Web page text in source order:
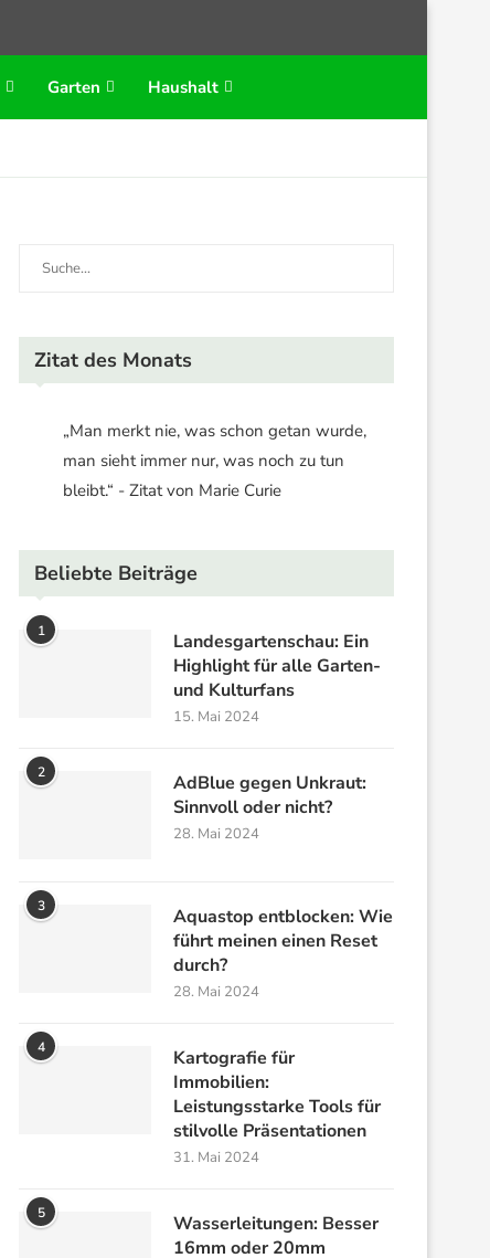
Garten Haushalt
Zitat des Monats
„Man merkt nie, was schon getan wurde,
man sieht immer nur, was noch zu tun
bleibt.“ - Zitat von Marie Curie
Beliebte Beiträge
1
Landesgartenschau: Ein
Highlight für alle Garten-
und Kulturfans
15. Mai 2024
2
AdBlue gegen Unkraut:
Sinnvoll oder nicht?
28. Mai 2024
3
Aquastop entblocken: Wie
führt meinen einen Reset
durch?
28. Mai 2024
4
Kartografie für
Immobilien:
Leistungsstarke Tools für
stilvolle Präsentationen
31. Mai 2024
5
Wasserleitungen: Besser
16mm oder 20mm